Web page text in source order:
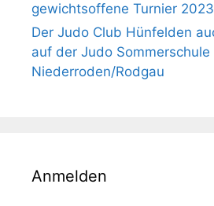
gewichtsoffene Turnier 2023
Der Judo Club Hünfelden
auf der Judo Sommerschule
Niederroden/Rodgau
Anmelden